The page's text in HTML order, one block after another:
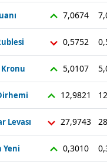
7,0674
0,5752
5,0107
12,9821
Levası 27,9743
Yeni 0,3010